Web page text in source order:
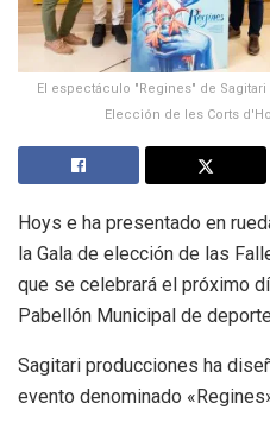
El espectáculo "Regines" de
Elección de les Corts
Hoys e ha presentado en
la Gala de elección de las
que se celebrará el próximo
Pabellón Municipal de
Sagitari producciones ha
evento denominado